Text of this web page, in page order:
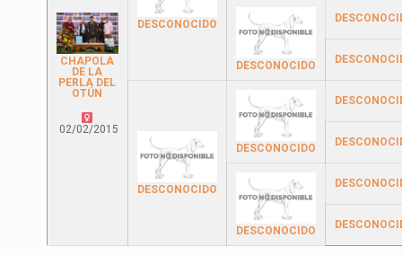
CHAPOLA
DE LA
PERLA DEL
OTÚN
02/02/2015
DESCONOCIDO
DESCONOCIDO
DESCONOCIDO
DESCONOCIDO
DESCONOCIDO